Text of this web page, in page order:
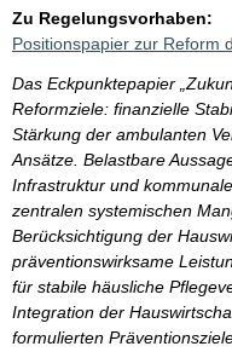
Zu Regelungsvorhaben:
Positionspapier zur Reform
Das Eckpunktepapier
Reformziele: finanzielle
Stärkung der ambulanten
Ansätze. Belastbare
Infrastruktur und
zentralen systemischen
Berücksichtigung der
präventionswirksame
für stabile häusliche
Integration der
formulierten